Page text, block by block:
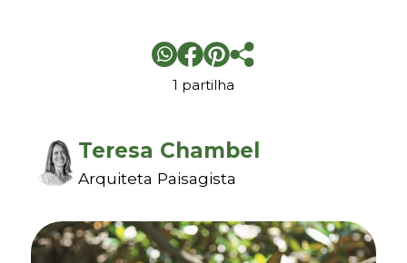
1 partilha
Teresa Chambel
Arquiteta Paisagista